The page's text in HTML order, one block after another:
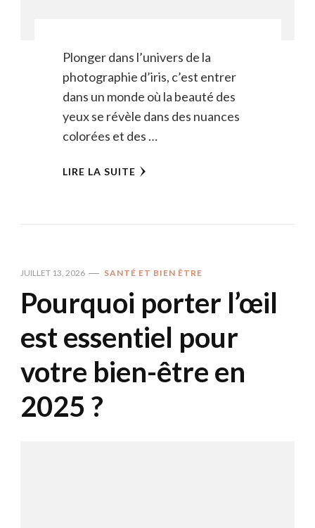
Plonger dans l’univers de la
photographie d’iris, c’est entrer
dans un monde où la beauté des
yeux se révèle dans des nuances
colorées et des …
LIRE LA SUITE
JUILLET 13, 2026 SANTÉ ET BIEN ÊTRE
Pourquoi porter l’œil
est essentiel pour
votre bien-être en
2025 ?